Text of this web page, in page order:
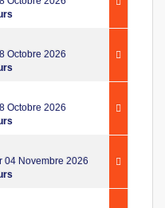
Octobre 2026
Octobre 2026
04 Novembre 2026